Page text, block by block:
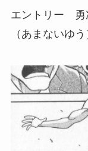
エントリー 勇
（あまないゆう